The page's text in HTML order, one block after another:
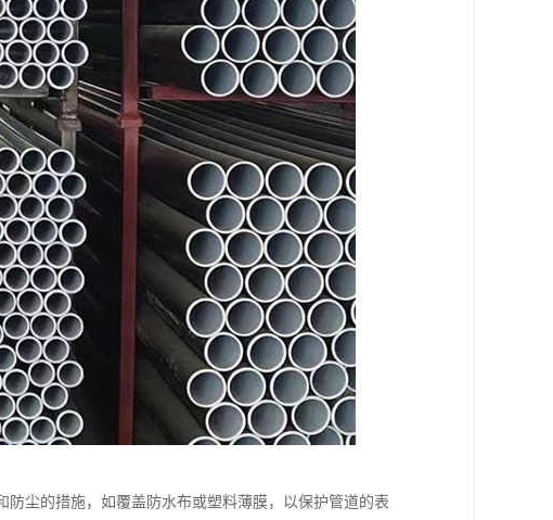
尘的措施，如覆盖防水布或塑料薄膜，以保护管道的表